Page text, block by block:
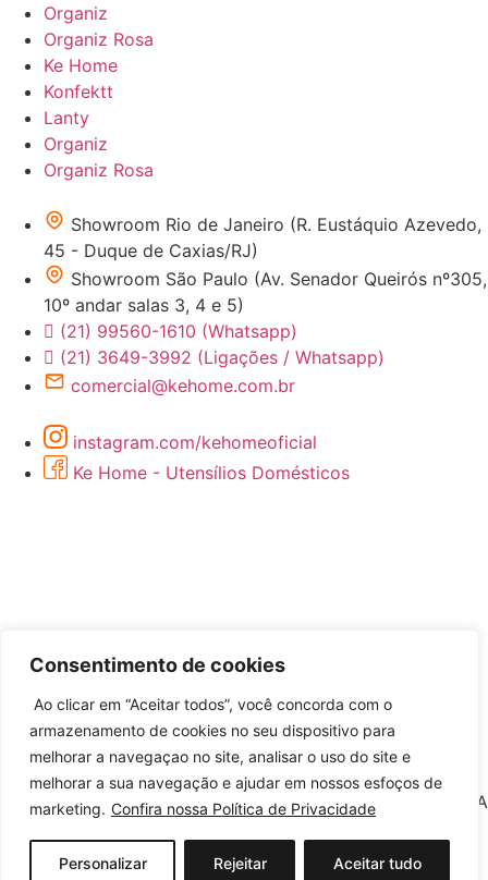
Consentimento de cookies
Ao clicar em “Aceitar todos”, você concorda com o
armazenamento de cookies no seu dispositivo para
melhorar a navegaçao no site, analisar o uso do site e
melhorar a sua navegação e ajudar em nossos esfoços de
marketing. Confira nossa Política de Privacidade
Personalizar Rejeitar Aceitar tudo
Organiz
Organiz Rosa
Ke Home
Konfektt
Lanty
Organiz
Organiz Rosa
Showroom Rio de Janeiro (R. Eustáquio Azevedo,
45 - Duque de Caxias/RJ)
Showroom São Paulo (Av. Senador Queirós nº305,
10º andar salas 3, 4 e 5)
(21) 99560-1610 (Whatsapp)
(21) 3649-3992 (Ligações / Whatsapp)
comercial@kehome.com.br
instagram.com/kehomeoficial
Ke Home - Utensílios Domésticos
Desenvolvido por
©2026 KEHOME COMERCIO DE ARTIGOS DE BAZAR LTDA